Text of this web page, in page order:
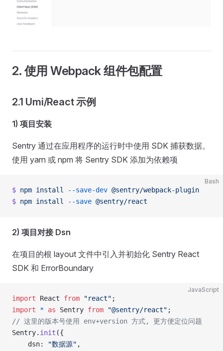
2. 使用 Webpack 组件包配置
2.1 Umi/React 示例
1) 项目安装
Sentry 通过在应用程序的运行时中使用 SDK 捕获数据。
使用 yarn 或 npm 将 Sentry SDK 添加为依赖项
Bash
$ npm install --save-dev @sentry/webpack-plugin
$ npm install --save @sentry/react
2) 项目对接 Dsn
在项目的根 layout 文件中引入并初始化 Sentry React
SDK 和 ErrorBoundary
JavaScript
import React from "react" ;
import * as Sentry from "@sentry/react" ;
// 这里的版本号使用 env+version 方式, 更方便定位问题
Sentry. init ({
    dsn:
"数据源" ,